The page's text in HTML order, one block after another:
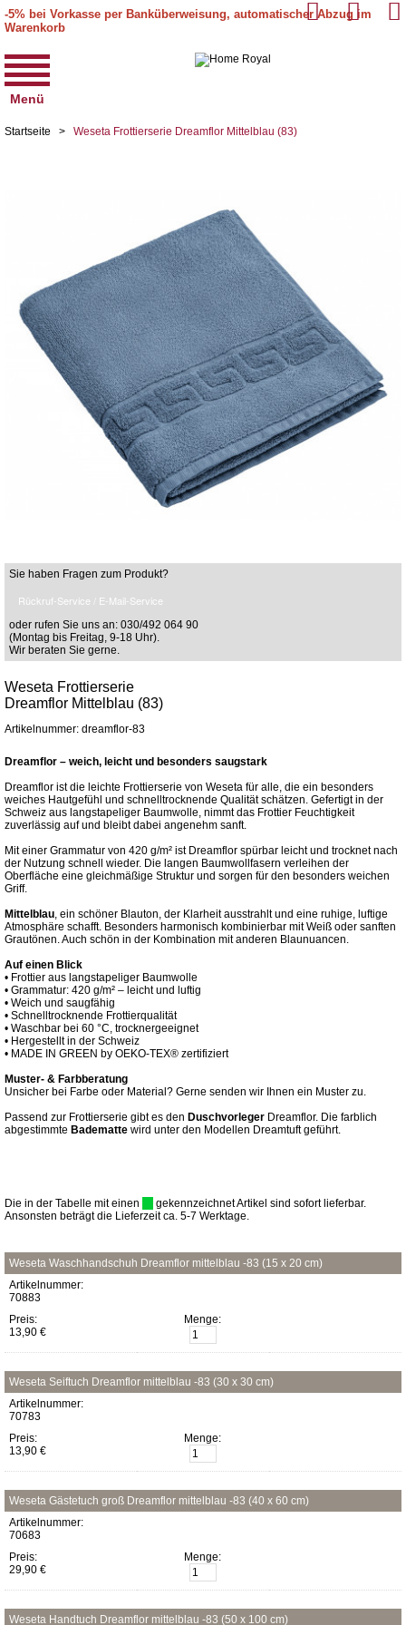
-5% bei Vorkasse per Banküberweisung, automatischer Abzug im
Warenkorb
Menü
Startseite > Weseta Frottierserie Dreamflor Mittelblau (83)
Sie haben Fragen zum Produkt?
Rückruf-Service / E-Mail-Service
oder rufen Sie uns an: 030/492 064 90
(Montag bis Freitag, 9-18 Uhr).
Wir beraten Sie gerne.
Weseta Frottierserie
Dreamflor Mittelblau (83)
Artikelnummer: dreamflor-83
Dreamflor – weich, leicht und besonders saugstark
Dreamflor ist die leichte Frottierserie von Weseta für alle, die ein besonders
weiches Hautgefühl und schnelltrocknende Qualität schätzen. Gefertigt in der
Schweiz aus langstapeliger Baumwolle, nimmt das Frottier Feuchtigkeit
zuverlässig auf und bleibt dabei angenehm sanft.
Mit einer Grammatur von 420 g/m² ist Dreamflor spürbar leicht und trocknet nach
der Nutzung schnell wieder. Die langen Baumwollfasern verleihen der
Oberfläche eine gleichmäßige Struktur und sorgen für den besonders weichen
Griff.
Mittelblau, ein schöner Blauton, der Klarheit ausstrahlt und eine ruhige, luftige
Atmosphäre schafft. Besonders harmonisch kombinierbar mit Weiß oder sanften
Grautönen. Auch schön in der Kombination mit anderen Blaunuancen.
Auf einen Blick
• Frottier aus langstapeliger Baumwolle
• Grammatur: 420 g/m² – leicht und luftig
• Weich und saugfähig
• Schnelltrocknende Frottierqualität
• Waschbar bei 60 °C, trocknergeeignet
• Hergestellt in der Schweiz
• MADE IN GREEN by OEKO-TEX® zertifiziert
Muster- & Farbberatung
Unsicher bei Farbe oder Material? Gerne senden wir Ihnen ein Muster zu.
Passend zur Frottierserie gibt es den Duschvorleger Dreamflor. Die farblich
abgestimmte Badematte wird unter den Modellen Dreamtuft geführt.
Die in der Tabelle mit einen
gekennzeichnet Artikel sind sofort lieferbar.
Ansonsten beträgt die Lieferzeit ca. 5-7 Werktage.
Weseta Waschhandschuh Dreamflor mittelblau -83 (15 x 20 cm)
Artikelnummer:
70883
Preis:
13,90 €
Menge:
Weseta Seiftuch Dreamflor mittelblau -83 (30 x 30 cm)
Artikelnummer:
70783
Preis:
13,90 €
Menge:
Weseta Gästetuch groß Dreamflor mittelblau -83 (40 x 60 cm)
Artikelnummer:
70683
Preis:
29,90 €
Menge:
Weseta Handtuch Dreamflor mittelblau -83 (50 x 100 cm)